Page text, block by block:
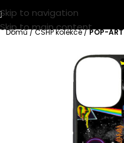
Skip to navigation
Skip to main content
Domů CSHP kolekce POP-ART